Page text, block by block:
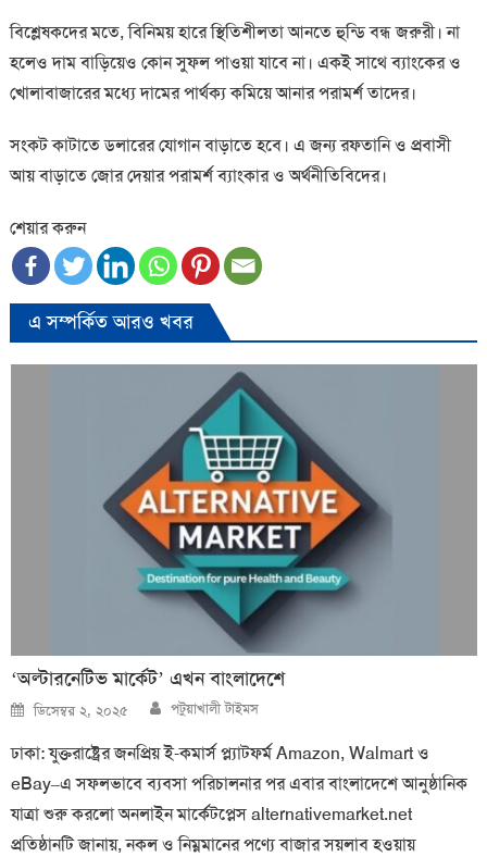
বিশ্লেষকদের মতে, বিনিময় হারে স্থিতিশীলতা আনতে হুন্ডি বন্ধ জরুরী। না
হলেও দাম বাড়িয়েও কোন সুফল পাওয়া যাবে না। একই সাথে ব্যাংকের ও
খোলাবাজারের মধ্যে দামের পার্থক্য কমিয়ে আনার পরামর্শ তাদের।
সংকট কাটাতে ডলারের যোগান বাড়াতে হবে। এ জন্য রফতানি ও প্রবাসী
আয় বাড়াতে জোর দেয়ার পরামর্শ ব্যাংকার ও অর্থনীতিবিদের।
শেয়ার করুন
এ সম্পর্কিত আরও খবর
‘অল্টারনেটিভ মার্কেট’ এখন বাংলাদেশে
Posted
on
ডিসেম্বর ২, ২০২৫ Author
পটুয়াখালী টাইমস
ঢাকা: যুক্তরাষ্ট্রের জনপ্রিয় ই-কমার্স প্ল্যাটফর্ম Amazon, Walmart ও
eBay–এ সফলভাবে ব্যবসা পরিচালনার পর এবার বাংলাদেশে আনুষ্ঠানিক
যাত্রা শুরু করলো অনলাইন মার্কেটপ্লেস alternativemarket.net
প্রতিষ্ঠানটি জানায়, নকল ও নিম্নমানের পণ্যে বাজার সয়লাব হওয়ায়